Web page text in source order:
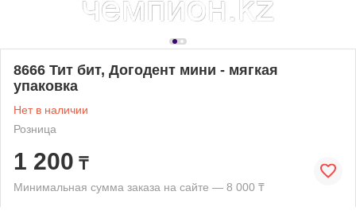
8666 Тит бит, Догодент мини - мягкая
упаковка
Нет в наличии
Розница
1 200 ₸
Минимальная сумма заказа на сайте — 8 000 ₸